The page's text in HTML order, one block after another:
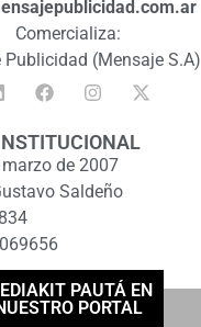
Comercializa:
Publicidad (Mensaje S.A)
de 2007
Saldeño
PAUTÁ EN
PORTAL